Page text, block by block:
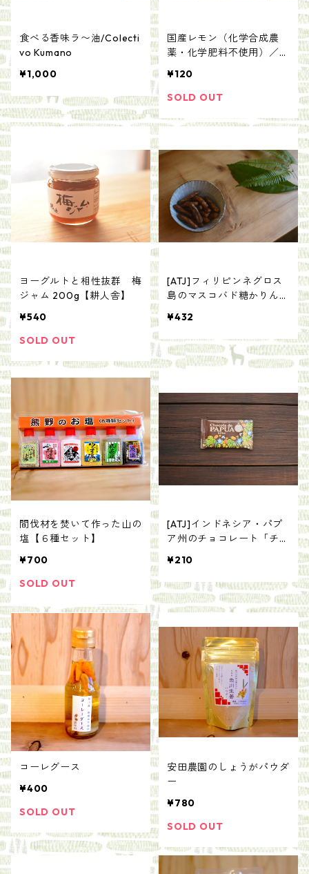
食べる香味ラ〜油/Colecti
vo Kumano
¥1,000
国産レモン（化学合成農
薬・化学肥料不使用）／そ
¥120
SOLD OUT
ヨーグルトと相性抜群 梅
ジャム 200g【耕人舎】
¥540
SOLD OUT
[ATJ]フィリピンネグロス
島のマスコバド糖かりんと
¥432
間伐材を焚いて作った山の
塩【６種セット】
¥700
SOLD OUT
[ATJ]インドネシア・パプ
ア州のチョコレート「チョ
¥210
コーレグース
¥400
SOLD OUT
安田農園のしょうがパウダ
ー
¥780
SOLD OUT